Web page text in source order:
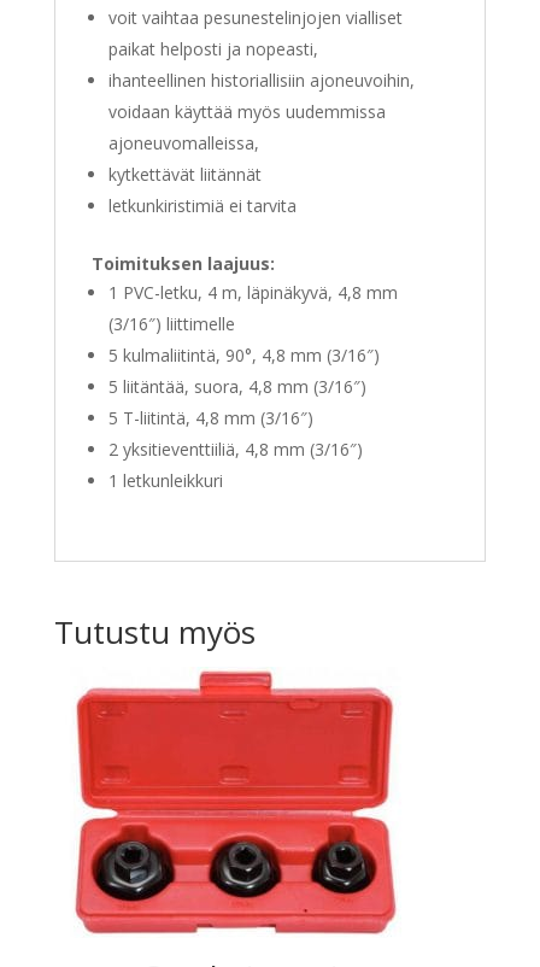
voit vaihtaa pesunestelinjojen vialliset
paikat helposti ja nopeasti,
ihanteellinen historiallisiin ajoneuvoihin,
voidaan käyttää myös uudemmissa
ajoneuvomalleissa,
kytkettävät liitännät
letkunkiristimiä ei tarvita
Toimituksen laajuus:
1 PVC-letku, 4 m, läpinäkyvä, 4,8 mm
(3/16″) liittimelle
5 kulmaliitintä, 90°, 4,8 mm (3/16″)
5 liitäntää, suora, 4,8 mm (3/16″)
5 T-liitintä, 4,8 mm (3/16″)
2 yksitieventtiiliä, 4,8 mm (3/16″)
1 letkunleikkuri
Tutustu myös